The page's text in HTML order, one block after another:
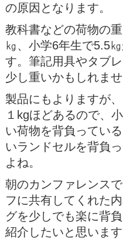
の原因となります。
教科書などの荷物の
㎏、小学6年生で5.5
す。筆記用具やタブ
少し重いかもしれませ
製品にもよりますが
１kgほどあるので、
い荷物を背負ってい
いランドセルを背負
よね。
朝のカンファレンス
フに共有してくれた
グを少しでも楽に背
紹介したいと思います